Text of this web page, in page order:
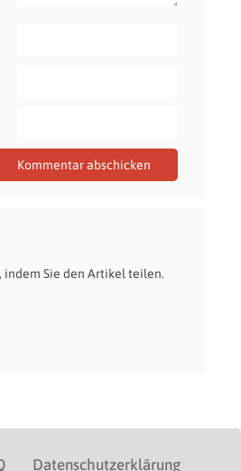
indem Sie den Artikel teilen.
Datenschutzerklärung